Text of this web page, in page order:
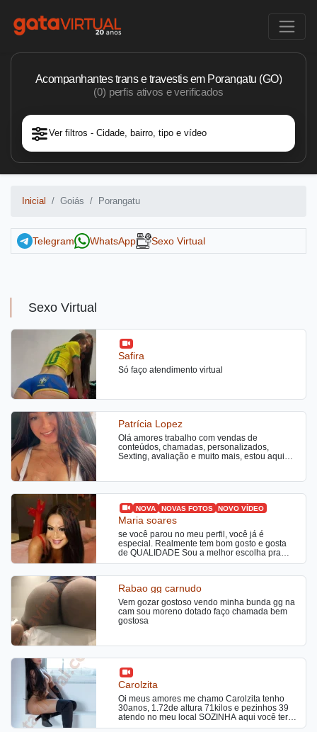
Acompanhantes trans e travestis em Porangatu (GO)
(0) perfis ativos e verificados
Ver filtros - Cidade, bairro, tipo e vídeo
Inicial Goiás Porangatu
Telegram WhatsApp Sexo Virtual
Sexo Virtual
Safira
Só faço atendimento virtual
Patrícia Lopez
Olá amores trabalho com vendas de
conteúdos, chamadas, personalizados,
Sexting, avaliação e muito mais, estou aqui
NOVA NOVAS FOTOS NOVO VÍDEO
Maria soares
se você parou no meu perfil, você já é
especial. Realmente tem bom gosto e gosta
de QUALIDADE Sou a melhor escolha pra
quem procura prazer, relaxamento, e
único. Realizo seus fetiches, fantasias e
desejos. Aos marinheiros de primeira viagem,
sintam-se seguros estarão em ótimas mãos.
Se procura uma companhia para esse
momento, essa loira é sua melhor opção!
nessa
Rabao gg carnudo
Vem gozar gostoso vendo minha bunda gg na
cam sou moreno dotado faço chamada bem
gostosa
Carolzita
Oi meus amores me chamo Carolzita tenho
30anos, 1.72de altura 71kilos e pezinhos 39
atendo no meu local SOZINHA aqui você terá
total discrição ou aonde preferir hotel e motel,